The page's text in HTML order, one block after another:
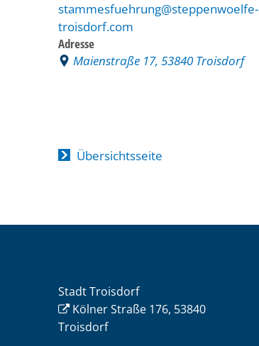
stammesfuehrung@steppenwoelfe-
troisdorf.com
Adresse
Maienstraße 17, 53840 Troisdorf
Übersichtsseite
Stadt Troisdorf
Kölner Straße 176, 53840
Troisdorf